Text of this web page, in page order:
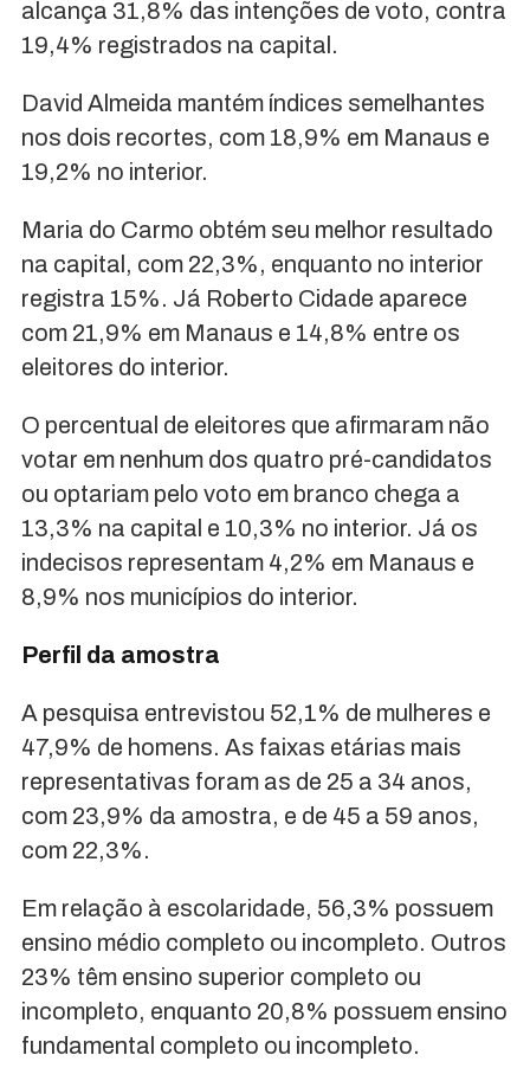
alcança 31,8% das intenções de voto, contra
19,4% registrados na capital.
David Almeida mantém índices semelhantes
nos dois recortes, com 18,9% em Manaus e
19,2% no interior.
Maria do Carmo obtém seu melhor resultado
na capital, com 22,3%, enquanto no interior
registra 15%. Já Roberto Cidade aparece
com 21,9% em Manaus e 14,8% entre os
eleitores do interior.
O percentual de eleitores que afirmaram não
votar em nenhum dos quatro pré-candidatos
ou optariam pelo voto em branco chega a
13,3% na capital e 10,3% no interior. Já os
indecisos representam 4,2% em Manaus e
8,9% nos municípios do interior.
Perfil da amostra
A pesquisa entrevistou 52,1% de mulheres e
47,9% de homens. As faixas etárias mais
representativas foram as de 25 a 34 anos,
com 23,9% da amostra, e de 45 a 59 anos,
com 22,3%.
Em relação à escolaridade, 56,3% possuem
ensino médio completo ou incompleto. Outros
23% têm ensino superior completo ou
incompleto, enquanto 20,8% possuem ensino
fundamental completo ou incompleto.